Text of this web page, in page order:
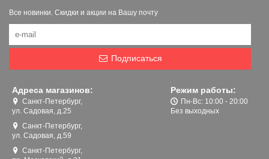
Все новинки. Скидки и акции на Вашу почту
Подписаться
Адреса магазинов:
Санкт-Петербург,
ул. Садовая, д.25
Санкт-Петербург,
ул. Садовая, д.59
Санкт-Петербург,
Режим работы:
Пн-Вс: 10:00 - 20:00
Без выходных